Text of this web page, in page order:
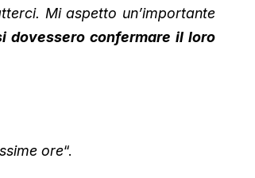
Mi aspetto un’importante
dovessero confermare il loro
ore“.